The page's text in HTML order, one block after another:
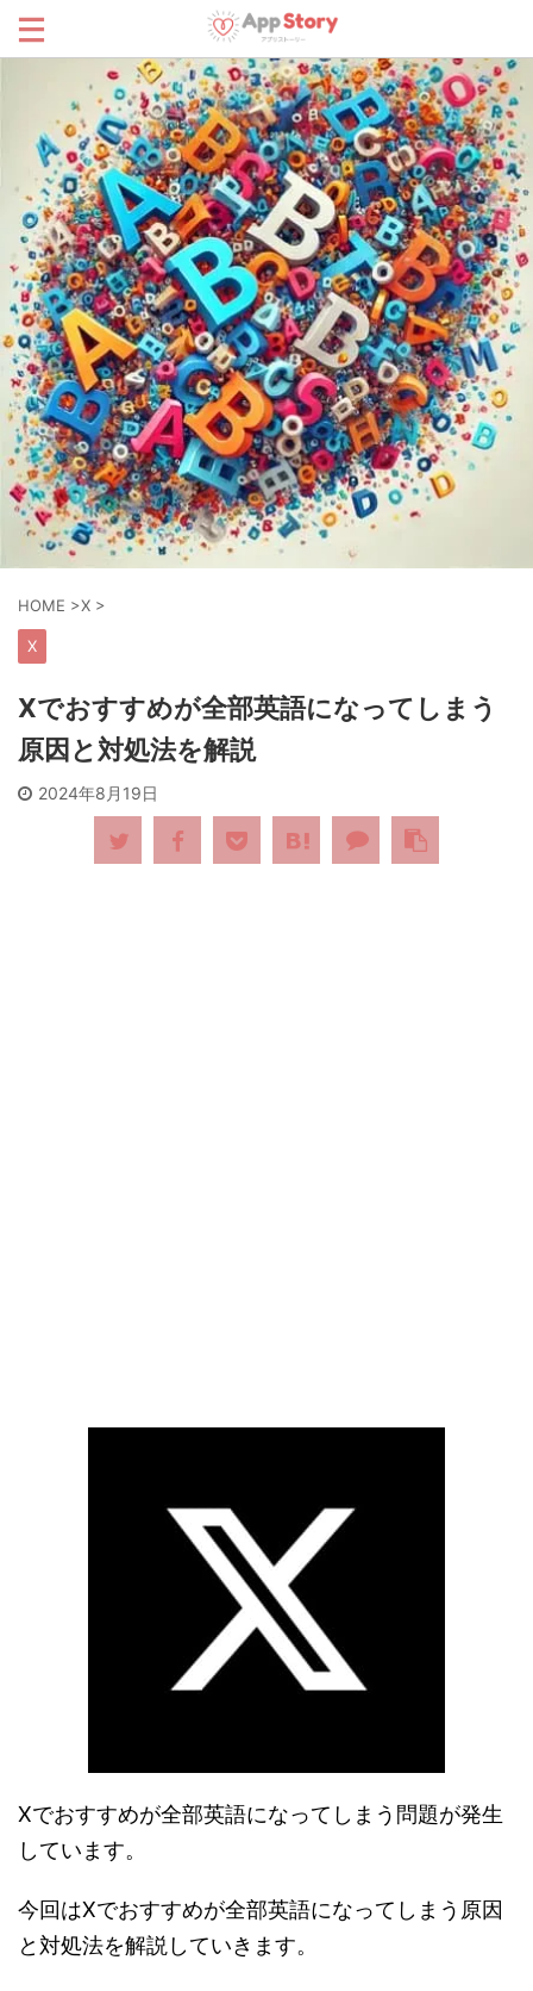
HOME >X >
X
Xでおすすめが全部英語になってしまう
原因と対処法を解説
2024年8月19日
Xでおすすめが全部英語になってしまう問題が発生
しています。
今回はXでおすすめが全部英語になってしまう原因
と対処法を解説していきます。